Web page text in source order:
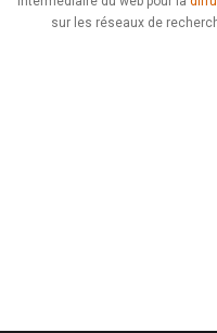
sur les réseaux de